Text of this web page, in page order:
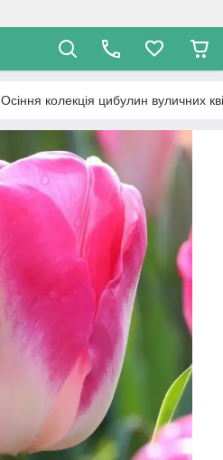
Осіння колекція цибулин вуличних